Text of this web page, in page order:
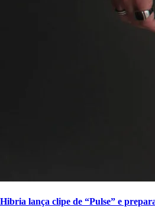
Hibria lança clipe de “Pulse” e